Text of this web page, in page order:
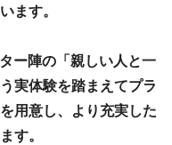
ます。
ー陣の「親しい人と一
実体験を踏まえてプラ
用意し、より充実した
す。